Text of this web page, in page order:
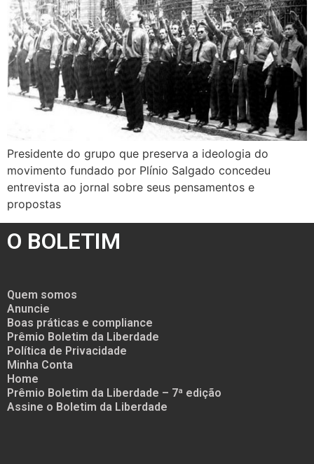
Presidente do grupo que preserva a ideologia do
movimento fundado por Plínio Salgado concedeu
entrevista ao jornal sobre seus pensamentos e
propostas
O BOLETIM
Quem somos
Anuncie
Boas práticas e compliance
Prêmio Boletim da Liberdade
Política de Privacidade
Minha Conta
Home
Prêmio Boletim da Liberdade – 7ª edição
Assine o Boletim da Liberdade